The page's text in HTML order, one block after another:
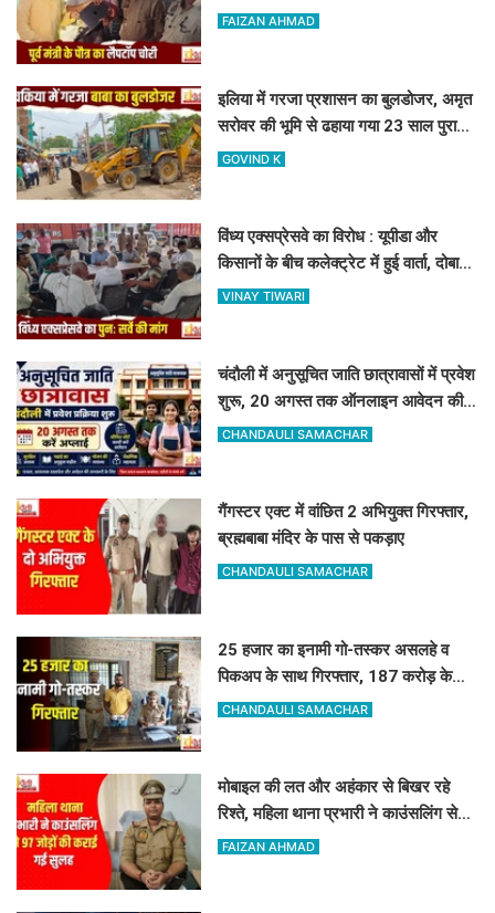
PPDU जंक्शन के पास बरामद
FAIZAN AHMAD
इलिया में गरजा प्रशासन का बुलडोजर, अमृत
सरोवर की भूमि से ढहाया गया 23 साल पुराना
अवैध निर्माण
GOVIND K
विंध्य एक्सप्रेसवे का विरोध : यूपीडा और
किसानों के बीच कलेक्ट्रेट में हुई वार्ता, दोबारा
सर्वे कराने का मिला आश्वासन
VINAY TIWARI
चंदौली में अनुसूचित जाति छात्रावासों में प्रवेश
शुरू, 20 अगस्त तक ऑनलाइन आवेदन की
सुविधा
CHANDAULI SAMACHAR
गैंगस्टर एक्ट में वांछित 2 अभियुक्त गिरफ्तार,
ब्रह्मबाबा मंदिर के पास से पकड़ाए
CHANDAULI SAMACHAR
25 हजार का इनामी गो-तस्कर असलहे व
पिकअप के साथ गिरफ्तार, 187 करोड़ के
नेटवर्क से जुड़ा तार
CHANDAULI SAMACHAR
मोबाइल की लत और अहंकार से बिखर रहे
रिश्ते, महिला थाना प्रभारी ने काउंसलिंग से
97 जोड़ों की कराई गई सुलह
FAIZAN AHMAD